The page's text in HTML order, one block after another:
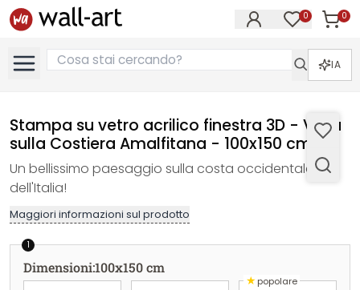
0 0
IA
Stampa su vetro acrilico finestra 3D - Vista
sulla Costiera Amalfitana - 100x150 cm
Un bellissimo paesaggio sulla costa occidentale
dell'Italia!
Maggiori informazioni sul prodotto
1
Dimensioni:100x150 cm
★popolare